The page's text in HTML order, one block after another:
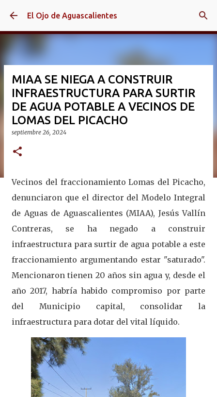
Ir al contenido principal
El Ojo de Aguascalientes
MIAA SE NIEGA A CONSTRUIR
INFRAESTRUCTURA PARA SURTIR
DE AGUA POTABLE A VECINOS DE
LOMAS DEL PICACHO
septiembre 26, 2024
Vecinos del fraccionamiento Lomas del Picacho,
denunciaron que el director del Modelo Integral
de Aguas de Aguascalientes (MIAA), Jesús Vallín
Contreras, se ha negado a construir
infraestructura para surtir de agua potable a este
fraccionamiento argumentando estar "saturado".
Mencionaron tienen 20 años sin agua y, desde el
año 2017, habría habido compromiso por parte
del Municipio capital, consolidar la
infraestructura para dotar del vital líquido.